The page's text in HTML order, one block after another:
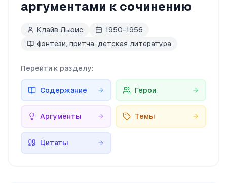
аргументами к сочинению
Клайв Льюис
1950-1956
фэнтези, притча, детская литература
Перейти к разделу:
Содержание Герои
Аргументы Темы
Цитаты